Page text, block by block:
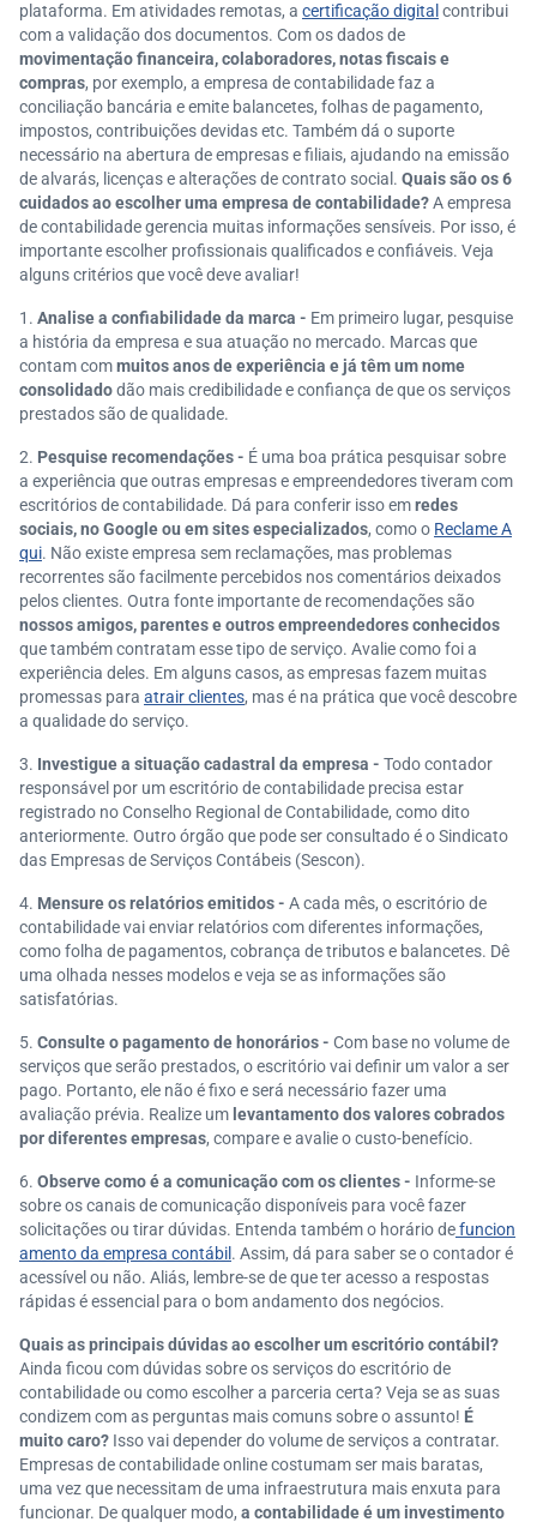
plataforma. Em atividades remotas, a certificação digital contribui
com a validação dos documentos. Com os dados de
movimentação financeira, colaboradores, notas fiscais e
compras, por exemplo, a empresa de contabilidade faz a
conciliação bancária e emite balancetes, folhas de pagamento,
impostos, contribuições devidas etc. Também dá o suporte
necessário na abertura de empresas e filiais, ajudando na emissão
de alvarás, licenças e alterações de contrato social. Quais são os 6
cuidados ao escolher uma empresa de contabilidade?A empresa
de contabilidade gerencia muitas informações sensíveis. Por isso, é
importante escolher profissionais qualificados e confiáveis. Veja
alguns critérios que você deve avaliar!
Analise a confiabilidade da marca - Em primeiro lugar, pesquise
a história da empresa e sua atuação no mercado. Marcas que
contam commuitos anos de experiência e já têm um nome
consolidadodão mais credibilidade e confiança de que os serviços
prestados são de qualidade.
Pesquise recomendações - É uma boa prática pesquisar sobre
a experiência que outras empresas e empreendedores tiveram com
escritórios de contabilidade. Dá para conferir isso emredes
sociais, no Google ou em sites especializados, como o Reclame A
qui. Não existe empresa sem reclamações, mas problemas
recorrentes são facilmente percebidos nos comentários deixados
pelos clientes. Outra fonte importante de recomendações são
nossos amigos, parentes e outros empreendedores conhecidos
que também contratam esse tipo de serviço. Avalie como foi a
experiência deles. Em alguns casos, as empresas fazem muitas
promessas para atrair clientes, mas é na prática que você descobre
a qualidade do serviço.
Investigue a situação cadastral da empresa - Todo contador
responsável por um escritório de contabilidade precisa estar
registrado no Conselho Regional de Contabilidade, como dito
anteriormente. Outro órgão que pode ser consultado é o Sindicato
das Empresas de Serviços Contábeis (Sescon).
Mensure os relatórios emitidos - A cada mês, o escritório de
contabilidade vai enviar relatórios com diferentes informações,
como folha de pagamentos, cobrança de tributos e balancetes. Dê
uma olhada nesses modelos e veja se as informações são
satisfatórias.
Consulte o pagamento de honorários - Com base no volume de
serviços que serão prestados, o escritório vai definir um valor a ser
pago. Portanto, ele não é fixo e será necessário fazer uma
avaliação prévia. Realize um levantamento dos valores cobrados
por diferentes empresas, compare e avalie o custo-benefício.
Observe como é a comunicação com os clientes - Informe-se
sobre os canais de comunicação disponíveis para você fazer
solicitações ou tirar dúvidas. Entenda também o horário defuncion
amento da empresa contábil . Assim, dá para saber se o contador é
acessível ou não. Aliás, lembre-se de que teracesso a respostas
rápidasé essencial para o bom andamento dos negócios.
Quais as principais dúvidas ao escolher um escritório contábil?
Ainda ficou com dúvidas sobre os serviços do escritório de
contabilidade ou como escolher a parceria certa? Veja se as suas
condizem com as perguntas mais comuns sobre o assunto! É
muito caro? Isso vai depender do volume de serviços a contratar.
Empresas de contabilidade online costumam ser mais baratas,
uma vez que necessitam de uma infraestrutura mais enxuta para
funcionar. De qualquer modo, a contabilidade é um investimento